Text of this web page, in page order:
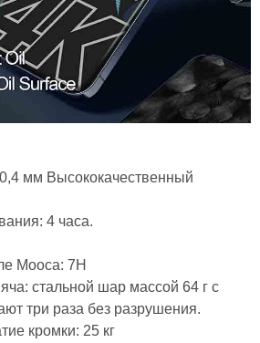
мм Высококачественный
4 часа.
Мооса: 7H
стальной шар массой 64 г с
три раза без разрушения.
кромки: 25 кг